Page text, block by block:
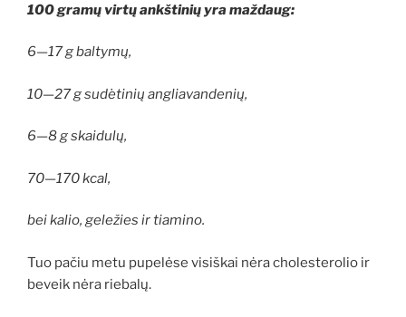
100 gramų virtų ankštinių yra maždaug:
6—17 g baltymų,
10—27 g sudėtinių angliavandenių,
6—8 g skaidulų,
70—170 kcal,
bei kalio, geležies ir tiamino.
Tuo pačiu metu pupelėse visiškai nėra cholesterolio ir
beveik nėra riebalų.